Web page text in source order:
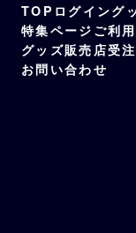
TOP ログイング
特集ページ ご利
グッズ販売店受
お問い合わせ